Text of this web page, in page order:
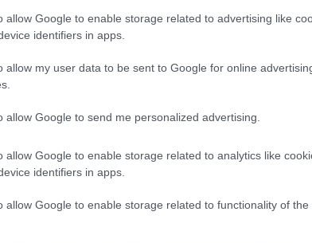
allow Google to enable storage related to advertising like
identifiers in apps.
allow my user data to be sent to Google for online
allow Google to send me personalized advertising.
allow Google to enable storage related to analytics like
identifiers in apps.
allow Google to enable storage related to functionality of the
ΕΛΛΑΔΑ
οδόστρωμα γέμισε με φερτά υλικά